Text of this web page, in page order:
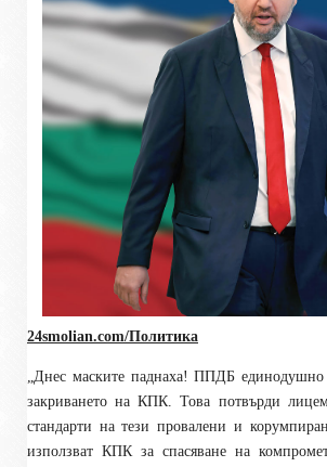
24smolian.com/Политика
„Днес маските паднаха! ППДБ единодушно
закриването на КПК. Това потвърди
стандарти на тези провалени и
използват КПК за спасяване на